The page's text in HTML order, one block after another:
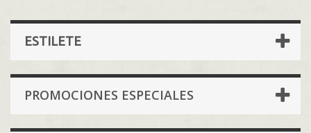
ESTILETE
PROMOCIONES ESPECIALES